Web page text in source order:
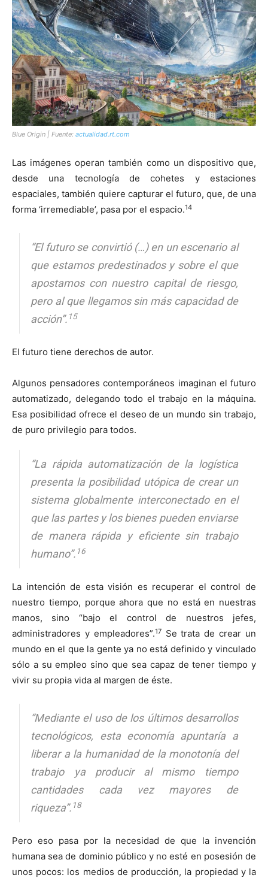
Blue Origin | Fuente: actualidad.rt.com
Las imágenes operan también como un dispositivo que,
desde una tecnología de cohetes y estaciones
espaciales, también quiere capturar el futuro, que, de una
forma ‘irremediable’, pasa por el espacio.14
“El futuro se convirtió (…) en un escenario al
que estamos predestinados y sobre el que
apostamos con nuestro capital de riesgo,
pero al que llegamos sin más capacidad de
acción”. 15
El futuro tiene derechos de autor.
Algunos pensadores contemporáneos imaginan el futuro
automatizado, delegando todo el trabajo en la máquina.
Esa posibilidad ofrece el deseo de un mundo sin trabajo,
de puro privilegio para todos.
“La rápida automatización de la logística
presenta la posibilidad utópica de crear un
sistema globalmente interconectado en el
que las partes y los bienes pueden enviarse
de manera rápida y eficiente sin trabajo
humano”. 16
La intención de esta visión es recuperar el control de
nuestro tiempo, porque ahora que no está en nuestras
manos, sino “bajo el control de nuestros jefes,
administradores y empleadores”.17Se trata de crear un
mundo en el que la gente ya no está definido y vinculado
sólo a su empleo sino que sea capaz de tener tiempo y
vivir su propia vida al margen de éste.
“Mediante el uso de los últimos desarrollos
tecnológicos, esta economía apuntaría a
liberar a la humanidad de la monotonía del
trabajo ya producir al mismo tiempo
cantidades cada vez mayores de
riqueza”. 18
Pero eso pasa por la necesidad de que la invención
humana sea de dominio público y no esté en posesión de
unos pocos: los medios de producción, la propiedad y la